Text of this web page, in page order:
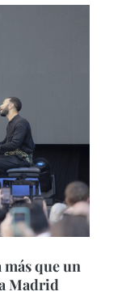
más que un
Madrid